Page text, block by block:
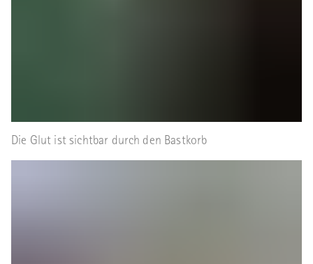
Die Glut ist sichtbar durch den Bastkorb